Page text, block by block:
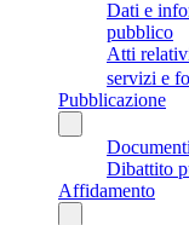
Dati e
pubblico
Atti
servizi e
Pubblicazione
Dibattito
Affidamento